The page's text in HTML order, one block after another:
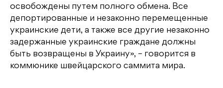
освобождены путем полного обмена. Все
депортированные и незаконно перемещенные
украинские дети, а также все другие незаконно
задержанные украинские граждане должны
быть возвращены в Украину», – говорится в
коммюнике швейцарского саммита мира.